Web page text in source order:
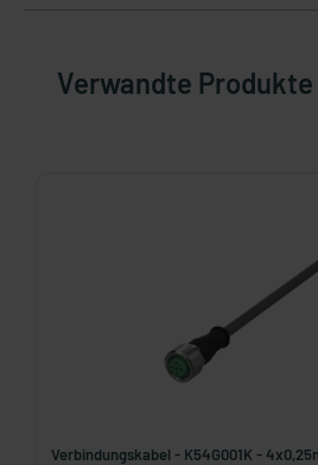
Verwandte Produkte
Verbindungskabel - K54G001K -